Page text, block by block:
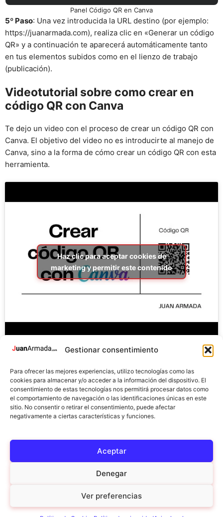
Gestionar consentimiento
Para ofrecer las mejores experiencias, utilizo tecnologías como las
cookies para almacenar y/o acceder a la información del dispositivo. El
consentimiento de estas tecnologías nos permitirá procesar datos como
el comportamiento de navegación o las identificaciones únicas en este
sitio. No consentir o retirar el consentimiento, puede afectar
negativamente a ciertas características y funciones.
Aceptar
Denegar
Ver preferencias
Panel Código QR en Canva
5º Paso: Una vez introducida la URL destino (por ejemplo:
https://juanarmada.com), realiza clic en «Generar un código
QR» y a continuación te aparecerá automáticamente tanto
en tus elementos subidos como en el lienzo de trabajo
(publicación).
Videotutorial sobre como crear en
código QR con Canva
Te dejo un video con el proceso de crear un código QR con
Canva. El objetivo del video no es introducirte al manejo de
Canva, sino a la forma de cómo crear un código QR con esta
herramienta.
Haz clic para aceptar cookies de
marketing y permitir este contenido
Conclusión
Cómo has podido ver, Canva.com nos da la posibilidad de
crear un código QR sin la necesidad de utilizar herramientas
adicionales. Con el valor de añadido de trabajar el diseño y
tener un recurso listo para publicar en tus RRSS.
Nos vemos en el siguiente post, ciao!!